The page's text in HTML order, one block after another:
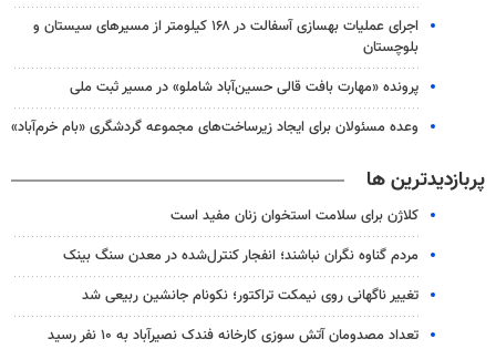
اجرای عملیات بهسازی آسفالت در ۱۶۸ کیلومتر از مسیرهای سیستان و
بلوچستان
پرونده «مهارت بافت قالی حسین‌آباد شاملو» در مسیر ثبت ملی
وعده مسئولان برای ایجاد زیرساخت‌های مجموعه گردشگری «بام خرم‌آباد»
پربازدیدترین ها
کلاژن برای سلامت استخوان زنان مفید است
مردم گناوه نگران نباشند؛ انفجار کنترل‌شده در معدن سنگ بینک
تغییر ناگهانی روی نیمکت تراکتور؛ نکونام جانشین ربیعی شد
تعداد مصدومان آتش سوزی کارخانه فندک نصیرآباد به ۱۰ نفر رسید